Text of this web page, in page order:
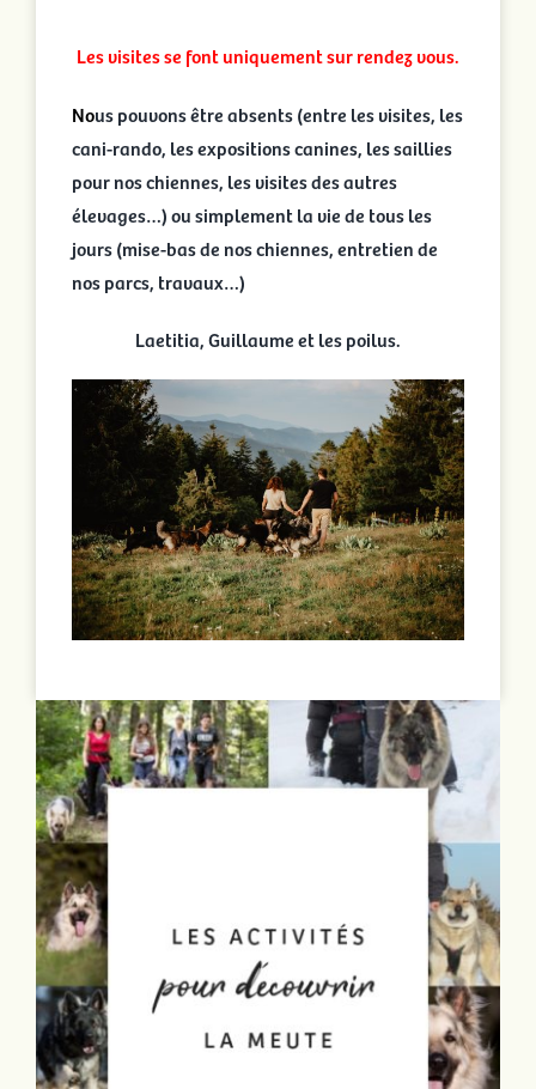
Les visites se font uniquement sur rendez vous.
Nous pouvons être absents (entre les visites, les
cani-rando, les expositions canines, les saillies
pour nos chiennes, les visites des autres
élevages…) ou simplement la vie de tous les
jours (mise-bas de nos chiennes, entretien de
nos parcs, travaux…)
Laetitia, Guillaume et les poilus.